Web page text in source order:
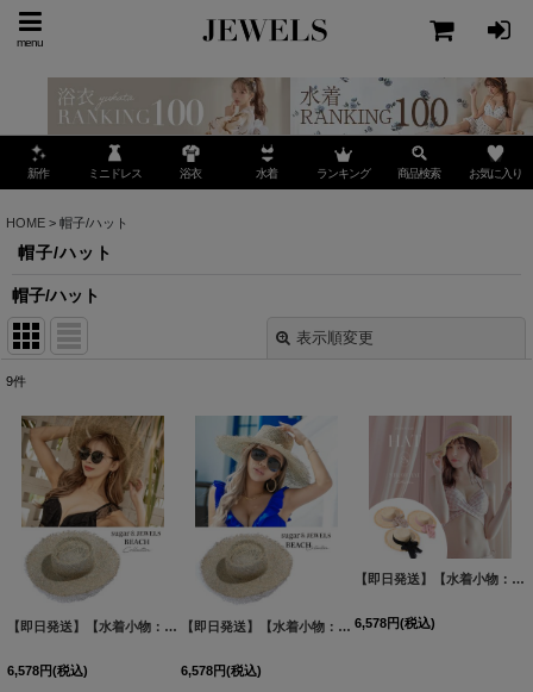
menu
新作 ミニドレス 浴衣 水着 ランキング 商品検索 お気に入り
HOME > 帽子/ハット
帽子/ハット
帽子/ハット
表示順変更
並び順:
絞り込む
9件
【即日発送】【水着小物：帽子】麦わら帽子 / ハット / 帽子 [FB01] [MG-H008
6,578円(税込)
【即日発送】【水着小物：帽子】麦わら帽子 / ハット / 帽子 [FB01]
6,578円(税込)
【即日発送】【水着小物：帽子】カラーリボンストローハット[FB01]
6,578円(税込)